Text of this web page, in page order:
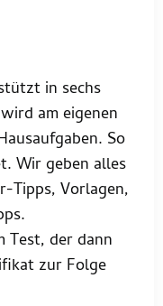
in sechs
am eigenen
So
Wir geben alles
Tipps, Vorlagen,
Test, der dann
zur Folge